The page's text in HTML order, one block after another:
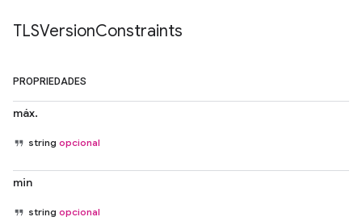
TLSVersionConstraints
PROPRIEDADES
máx.
string opcional
min
string opcional